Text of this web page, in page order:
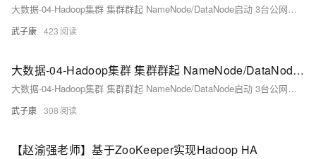
大数据-04-Hadoop集群 集群群起 NameNode/DataNode启动 3台公网云 ResourceManager Yarn HDFS 集群启动 UI可视化查看 YarnUI（一）
武子康 423
大数据-04-Hadoop集群 集群群起 NameNode/DataNode启动 3台公网云 ResourceManager Yarn HDFS 集群启动 UI可视化查看 YarnUI（二）
大数据-04-Hadoop集群 集群群起 NameNode/DataNode启动 3台公网云 ResourceManager Yarn HDFS 集群启动 UI可视化查看 YarnUI（二）
武子康 308
【赵渝强老师】基于ZooKeeper实现Hadoop HA